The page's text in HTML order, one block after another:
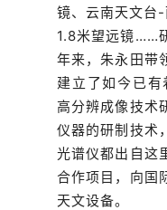
镜、云南天文台
1.8米望远镜……
年来，朱永田带
建立了如今已
高分辨成像技术
仪器的研制技术
光谱仪都出自这
合作项目，向国
天文设备。